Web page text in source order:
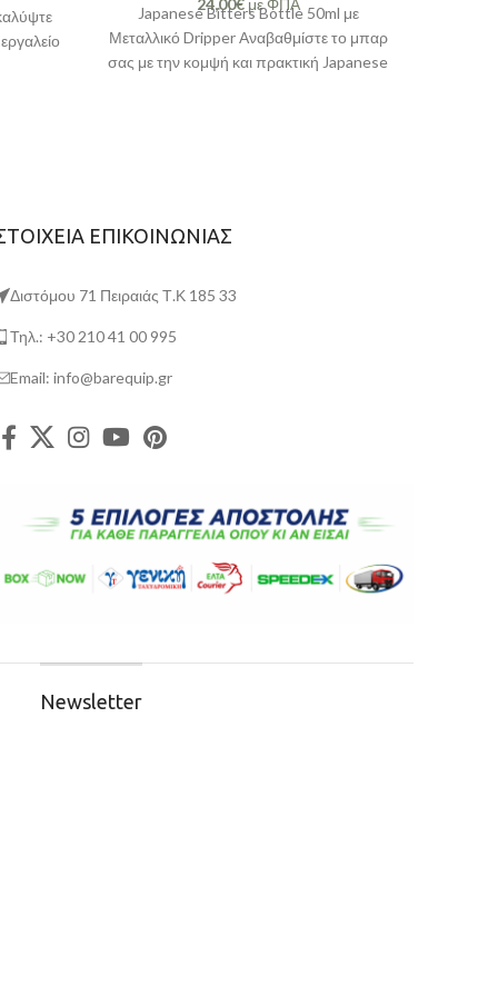
24,00€με ΦΠΑ
Japanese Bitters Bottle 50ml με
Μεταλλικό Dripper Αναβαθμίστε το μπαρ
σας με την κομψή και πρακτική Japanese
ΕΠΙΚΟΙΝΩΝΙΑΣ
Διστόμου 71 Πειραιάς Τ.Κ 185 33
Τηλ.: +30 210 41 00 995
Email: info@barequip.gr
Newsletter